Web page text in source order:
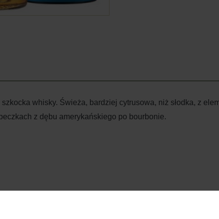
whisky. Świeża, bardziej cytrusowa, niż słodka, z
z dębu amerykańskiego po bourbonie.